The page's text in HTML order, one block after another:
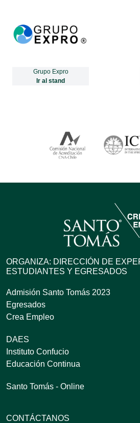
Grupo Expro
Ir al stand
ORGANIZA: DIRECCIÓN DE
ESTUDIANTES Y EGRESADOS
Admisión Santo Tomás 2023
Egresados
Crea Empleo
DAES
Instituto Confucio
Educación Continua
Santo Tomás - Online
CONTÁCTANOS